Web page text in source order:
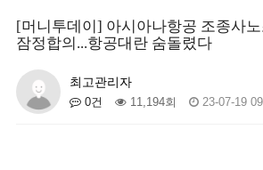
[머니투데이] 아시아나항공 조종사
잠정합의...항공대란 숨돌렸다
최고관리자
0건 11,194회 23-07-19